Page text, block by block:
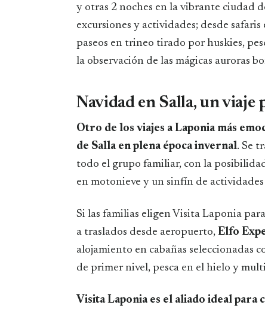
y otras 2 noches en la vibrante ciudad
excursiones y actividades; desde
paseos en trineo tirado por huskies,
la observación de las mágicas auroras
Navidad en Salla, un viaje
Otro de los viajes a Laponia más
de Salla en plena época invernal. Se
todo el grupo familiar, con la
en motonieve y un sinfín de
Si las familias eligen Visita Laponia
a traslados desde aeropuerto, Elfo
alojamiento en cabañas seleccionadas
de primer nivel, pesca en el hielo y
Visita Laponia es el aliado ideal para